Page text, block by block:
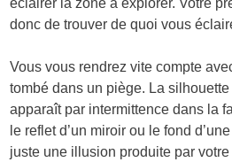
éclairer la zone à explorer. Votre
donc de trouver de quoi vous
Vous vous rendrez vite compte
tombé dans un piège. La silhouette
apparaît par intermittence dans la
le reflet d’un miroir ou le fond
juste une illusion produite par